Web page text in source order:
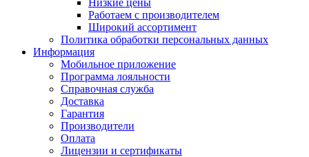
Низкие цены
Работаем с производителем
Широкий ассортимент
Политика обработки персональных данных
Информация
Мобильное приложение
Программа лояльности
Справочная служба
Доставка
Гарантия
Производители
Оплата
Лицензии и сертификаты